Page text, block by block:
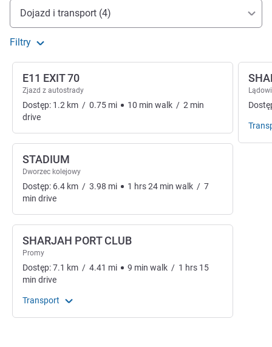
Dojazd i transport
Dojazd i transport (4)
Filtry
E11 EXIT 70
Zjazd z autostrady
Dostęp: 1.2 km / 0.75 mi 10 min walk / 2 min
drive
STADIUM
Dworzec kolejowy
Dostęp: 6.4 km / 3.98 mi 1 hrs24 min walk / 7
min drive
SHARJAH PORT CLUB
Promy
Dostęp:7.1 km / 4.41 mi 9 min walk / 1 hrs 15
min drive
Transport